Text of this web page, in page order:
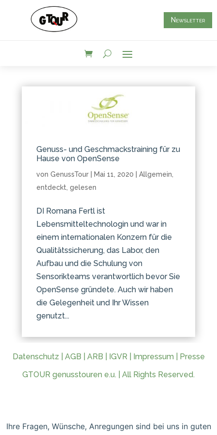
Newsletter
Genuss- und Geschmackstraining für zu
Hause von OpenSense
von GenussTour| Mai 11, 2020 | Allgemein
entdeckt gelesen
DI Romana Fertl ist
Lebensmitteltechnologin und war in
einem internationalen Konzern für die
Qualitätssicherung, das Labor, den
Aufbau und die Schulung von
Sensorikteams verantwortlich bevor Sie
OpenSense gründete. Auch wir haben
die Gelegenheit und Ihr Wissen
genutzt...
Datenschutz AGB ARB IGVR Impressum
Presse
GTOUR genusstouren e.u. | All Rights Reserved.
Ihre Fragen, Wünsche, Anregungen sind bei uns in guten